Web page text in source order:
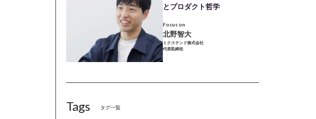
とプロダクト哲学
Focus on
北野智大
ミクステンド株式会社
代表取締役
Tags タグ一覧